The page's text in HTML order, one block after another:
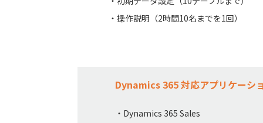
・操作説明（2時間10名までを1回）
Dynamics 365 対応アプリケーシ
・Dynamics 365 Sales